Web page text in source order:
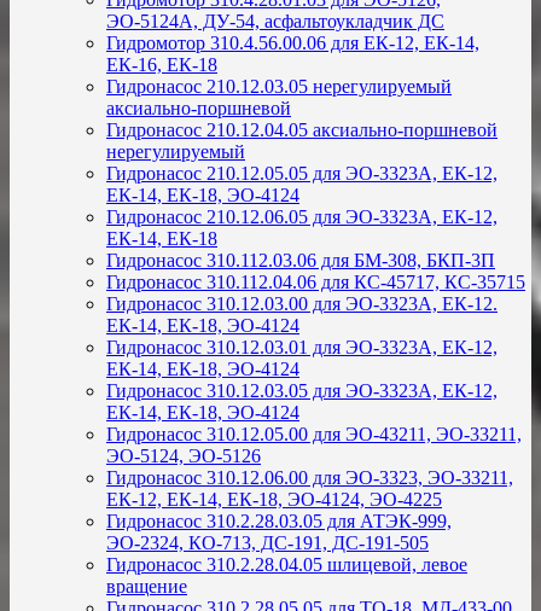
ЭО-5124А, ДУ-54, асфальтоукладчик ДС
Гидромотор 310.4.56.00.06 для ЕК-12, ЕК-14,
ЕК-16, ЕК-18
Гидронасос 210.12.03.05 нерегулируемый
аксиально-поршневой
Гидронасос 210.12.04.05 аксиально-поршневой
нерегулируемый
Гидронасос 210.12.05.05 для ЭО-3323А, ЕК-12,
ЕК-14, ЕК-18, ЭО-4124
Гидронасос 210.12.06.05 для ЭО-3323А, ЕК-12,
ЕК-14, ЕК-18
Гидронасос 310.112.03.06 для БМ-308, БКП-3П
Гидронасос 310.112.04.06 для КС-45717, КС-35715
Гидронасос 310.12.03.00 для ЭО-3323А, ЕК-12.
ЕК-14, ЕК-18, ЭО-4124
Гидронасос 310.12.03.01 для ЭО-3323А, ЕК-12,
ЕК-14, ЕК-18, ЭО-4124
Гидронасос 310.12.03.05 для ЭО-3323А, ЕК-12,
ЕК-14, ЕК-18, ЭО-4124
Гидронасос 310.12.05.00 для ЭО-43211, ЭО-33211,
ЭО-5124, ЭО-5126
Гидронасос 310.12.06.00 для ЭО-3323, ЭО-33211,
ЕК-12, ЕК-14, ЕК-18, ЭО-4124, ЭО-4225
Гидронасос 310.2.28.03.05 для АТЭК-999,
ЭО-2324, КО-713, ДС-191, ДС-191-505
Гидронасос 310.2.28.04.05 шлицевой, левое
вращение